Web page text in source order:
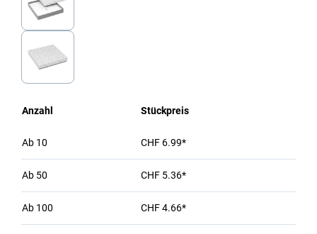
Anzahl Stückpreis
Ab 10 CHF 6.99*
Ab 50 CHF 5.36*
Ab 100 CHF 4.66*